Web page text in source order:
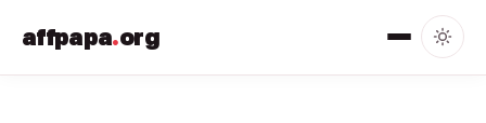
affpapa.org